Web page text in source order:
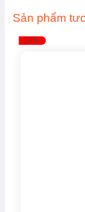
Sản phẩm
-28%